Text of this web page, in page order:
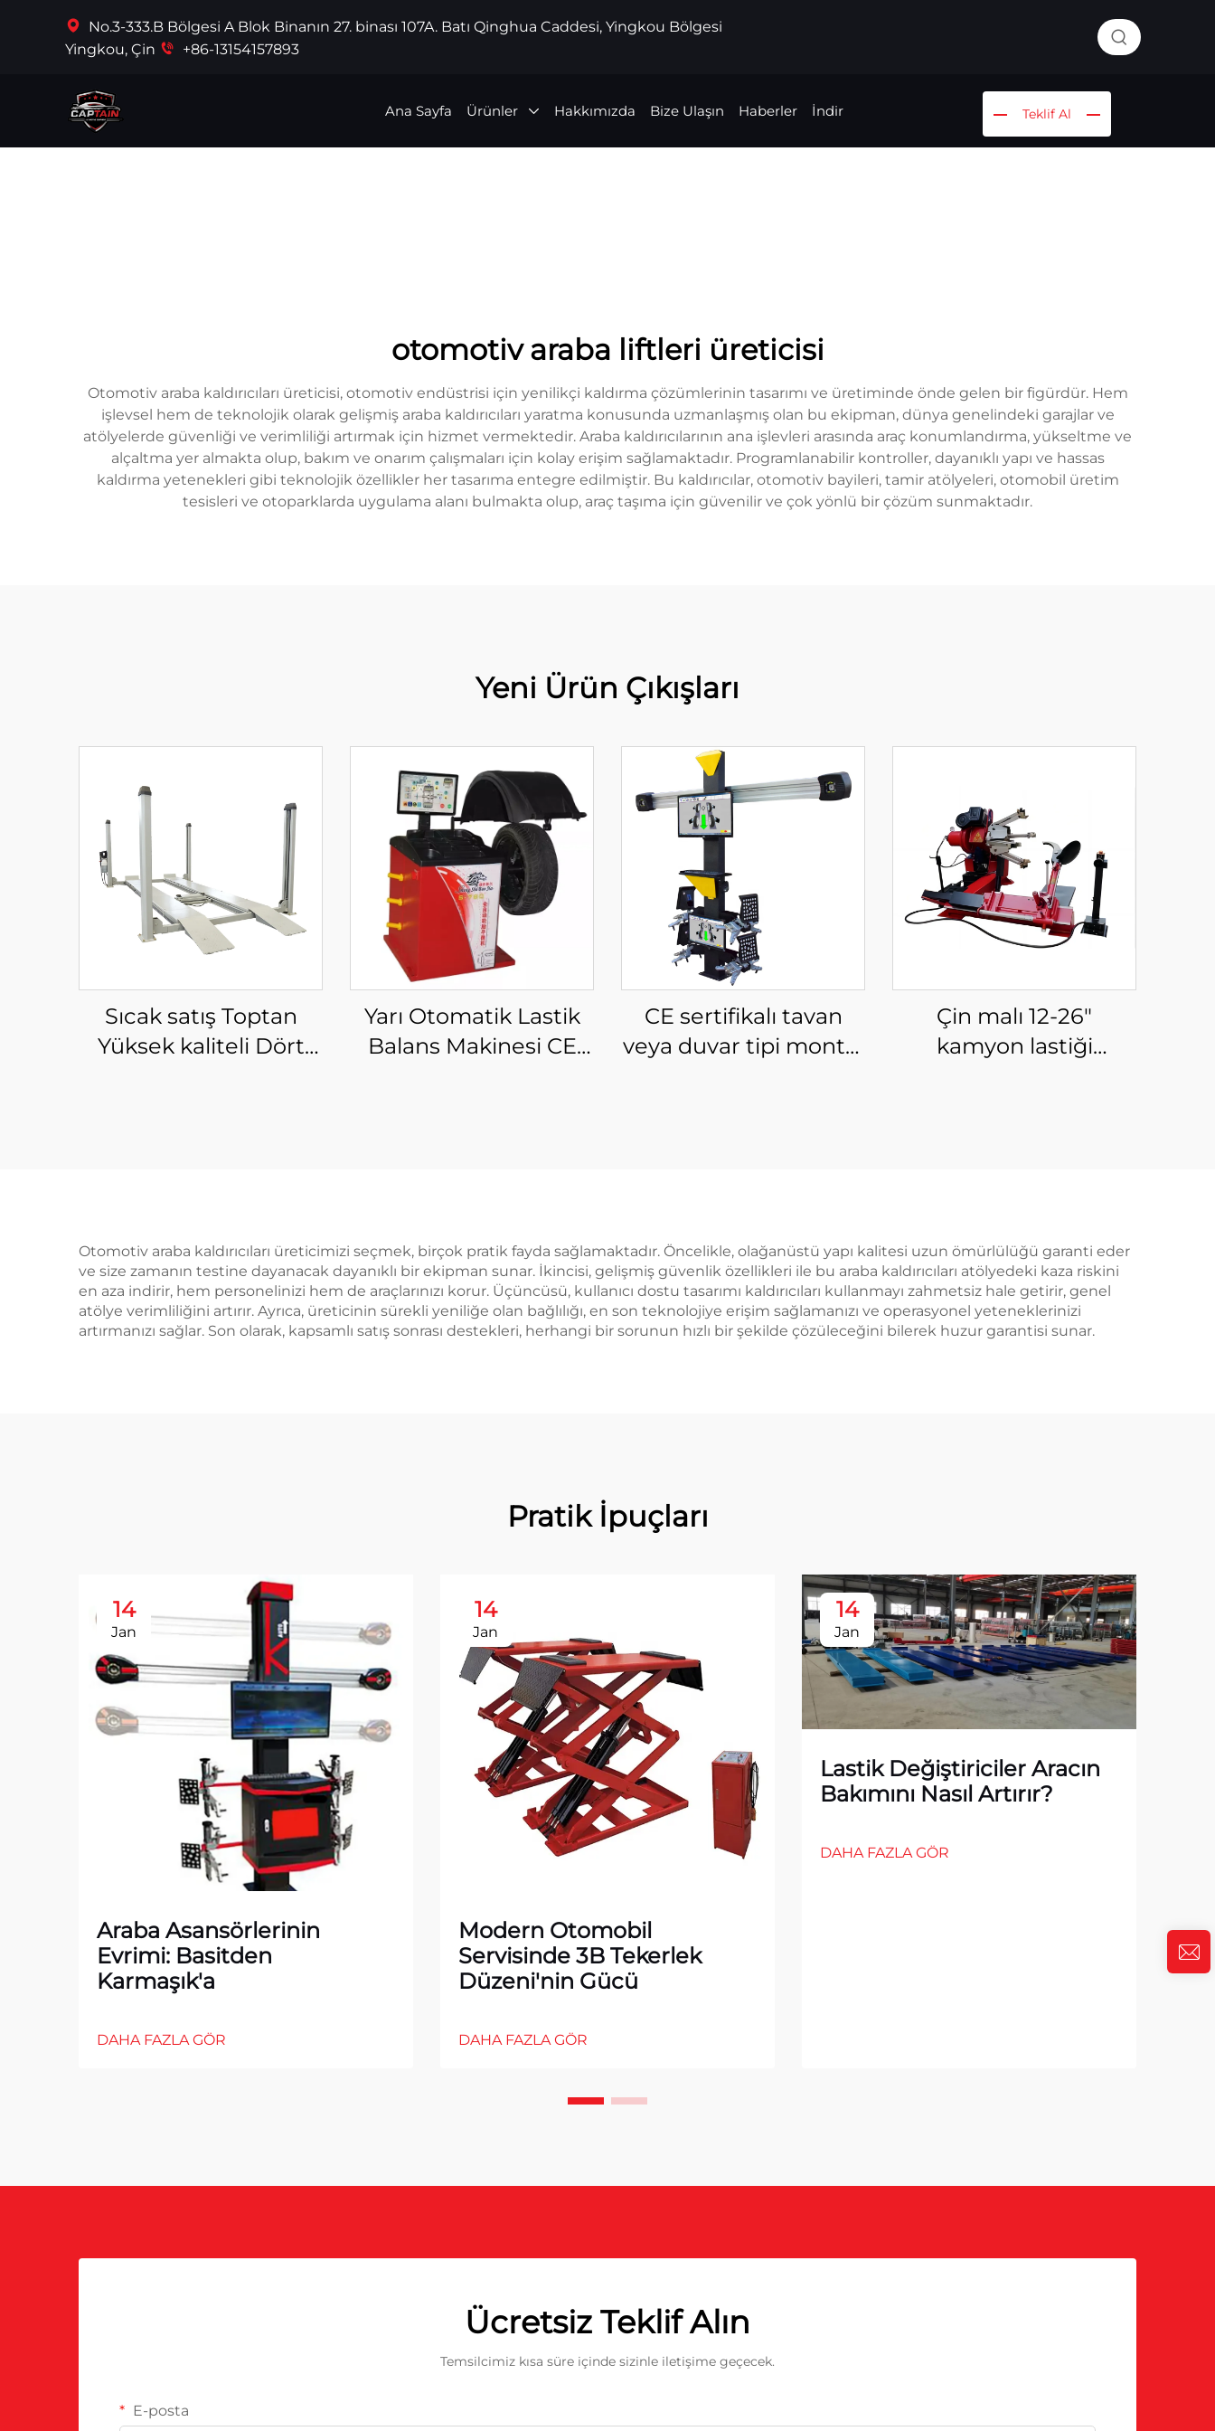
No.3-333.B Bölgesi A Blok Binanın 27. binası 107A. Batı Qinghua Caddesi, Yingkou Bölgesi
Yingkou, Çin
+86-13154157893
Ana Sayfa Ürünler Hakkımızda Bize Ulaşın Haberler İndir Teklif Al
otomotiv araba liftleri üreticisi
Otomotiv araba kaldırıcıları üreticisi, otomotiv endüstrisi için yenilikçi kaldırma çözümlerinin tasarımı ve üretiminde önde gelen bir figürdür. Hem
işlevsel hem de teknolojik olarak gelişmiş araba kaldırıcıları yaratma konusunda uzmanlaşmış olan bu ekipman, dünya genelindeki garajlar ve
atölyelerde güvenliği ve verimliliği artırmak için hizmet vermektedir. Araba kaldırıcılarının ana işlevleri arasında araç konumlandırma, yükseltme ve
alçaltma yer almakta olup, bakım ve onarım çalışmaları için kolay erişim sağlamaktadır. Programlanabilir kontroller, dayanıklı yapı ve hassas
kaldırma yetenekleri gibi teknolojik özellikler her tasarıma entegre edilmiştir. Bu kaldırıcılar, otomotiv bayileri, tamir atölyeleri, otomobil üretim
tesisleri ve otoparklarda uygulama alanı bulmakta olup, araç taşıma için güvenilir ve çok yönlü bir çözüm sunmaktadır.
Yeni Ürün Çıkışları
Sıcak satış Toptan
Yüksek kaliteli Dört
Yarı Otomatik Lastik
Balans Makinesi CE
CE sertifikalı tavan
veya duvar tipi montaj
Çin malı 12-26"
kamyon lastiği
Otomotiv araba kaldırıcıları üreticimizi seçmek, birçok pratik fayda sağlamaktadır. Öncelikle, olağanüstü yapı kalitesi uzun ömürlülüğü garanti eder
ve size zamanın testine dayanacak dayanıklı bir ekipman sunar. İkincisi, gelişmiş güvenlik özellikleri ile bu araba kaldırıcıları atölyedeki kaza riskini
en aza indirir, hem personelinizi hem de araçlarınızı korur. Üçüncüsü, kullanıcı dostu tasarımı kaldırıcıları kullanmayı zahmetsiz hale getirir, genel
atölye verimliliğini artırır. Ayrıca, üreticinin sürekli yeniliğe olan bağlılığı, en son teknolojiye erişim sağlamanızı ve operasyonel yeteneklerinizi
artırmanızı sağlar. Son olarak, kapsamlı satış sonrası destekleri, herhangi bir sorunun hızlı bir şekilde çözüleceğini bilerek huzur garantisi sunar.
Pratik İpuçları
14
Jan
Araba Asansörlerinin
Evrimi: Basitden
Karmaşık'a
DAHA FAZLA GÖR
14
Jan
Modern Otomobil
Servisinde 3B Tekerlek
Düzeni'nin Gücü
DAHA FAZLA GÖR
14
Jan
Lastik Değiştiriciler Aracın
Bakımını Nasıl Artırır?
DAHA FAZLA GÖR
Ücretsiz Teklif Alın
Temsilcimiz kısa süre içinde sizinle iletişime geçecek.
E-posta